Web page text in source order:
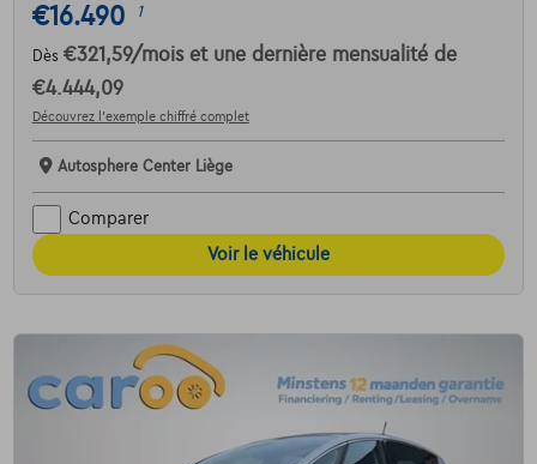
€16.490 1
Dès €321,59/mois et une dernière mensualité de
€4.444,09
Découvrez l’exemple chiffré complet
Autosphere Center Liège
Comparer
Voir le véhicule